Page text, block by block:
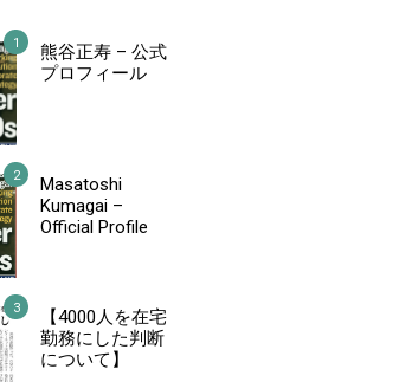
熊谷正寿 – 公式
プロフィール
Masatoshi
Kumagai –
Official Profile
【4000人を在宅
勤務にした判断
について】